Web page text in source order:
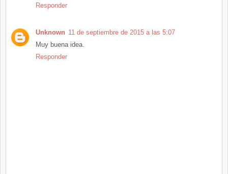
Responder
Unknown 11 de septiembre de 2015 a las 5:07
Muy buena idea.
Responder